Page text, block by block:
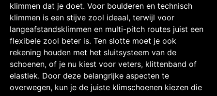
klimmen dat je doet. Voor boulderen en technisch
klimmen is een stijve zool ideaal, terwijl voor
langeafstandsklimmen en multi-pitch routes juist een
flexibele zool beter is. Ten slotte moet je ook
rekening houden met het sluitsysteem van de
schoenen, of je nu kiest voor veters, klittenband of
elastiek. Door deze belangrijke aspecten te
overwegen, kun je de juiste klimschoenen kiezen die